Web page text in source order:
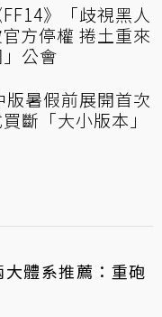
》「歧視黑人
方停權 捲土重來
公會
版暑假前展開首次
斷「大小版本」
體系推薦：重砲